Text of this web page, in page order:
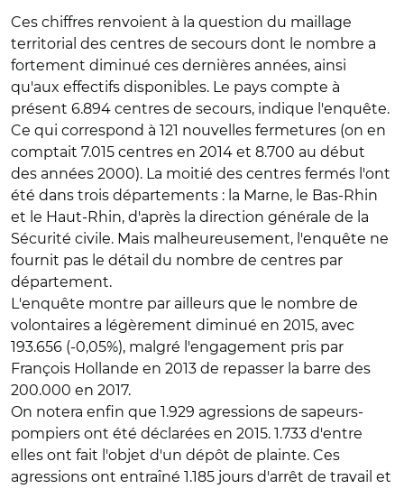
Ces chiffres renvoient à la question du maillage
territorial des centres de secours dont le nombre a
fortement diminué ces dernières années, ainsi
qu'aux effectifs disponibles. Le pays compte à
présent 6.894 centres de secours, indique l'enquête.
Ce qui correspond à 121 nouvelles fermetures (on en
comptait 7.015 centres en 2014 et 8.700 au début
des années 2000). La moitié des centres fermés l'ont
été dans trois départements : la Marne, le Bas-Rhin
et le Haut-Rhin, d'après la direction générale de la
Sécurité civile. Mais malheureusement, l'enquête ne
fournit pas le détail du nombre de centres par
département.
L'enquête montre par ailleurs que le nombre de
volontaires a légèrement diminué en 2015, avec
193.656 (-0,05%), malgré l'engagement pris par
François Hollande en 2013 de repasser la barre des
200.000 en 2017.
On notera enfin que 1.929 agressions de sapeurs-
pompiers ont été déclarées en 2015. 1.733 d'entre
elles ont fait l'objet d'un dépôt de plainte. Ces
agressions ont entraîné 1.185 jours d'arrêt de travail et